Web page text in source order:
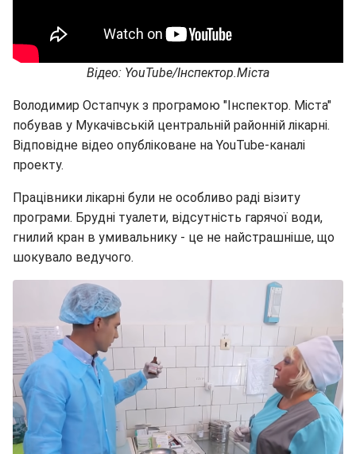
Відео: YouTube/Інспектор.Міста
Володимир Остапчук з програмою "Інспектор. Міста"
побував у Мукачівській центральній районній лікарні.
Відповідне відео опубліковане на YouTube-каналі
проекту.
Працівники лікарні були не особливо раді візиту
програми. Брудні туалети, відсутність гарячої води,
гнилий кран в умивальнику - це не найстрашніше, що
шокувало ведучого.